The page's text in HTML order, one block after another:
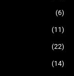
(6)
(11)
(22)
(14)